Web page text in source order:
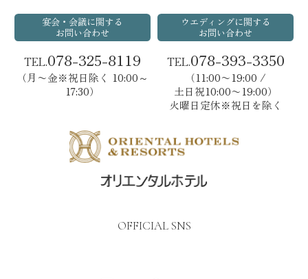
宴会・会議に関する
お問い合わせ
TEL.078-325-8119
（月〜金※祝日除く 10:00～
17:30）
ウエディングに関する
お問い合わせ
TEL.078-393-3350
（11:00〜19:00 /
土日祝10:00〜19:00）
火曜日定休※祝日を除く
OFFICIAL SNS